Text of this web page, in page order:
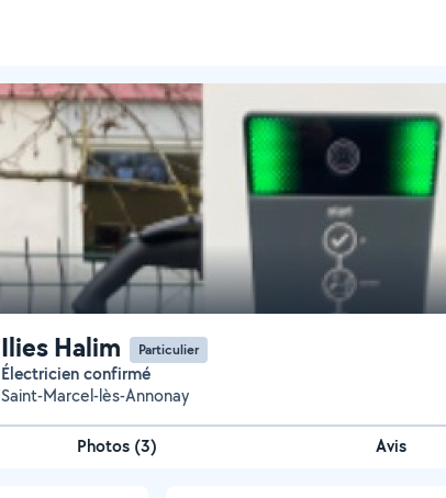
Ilies Halim Particulier
Électricien confirmé
Saint-Marcel-lès-Annonay
Photos (3) Avis